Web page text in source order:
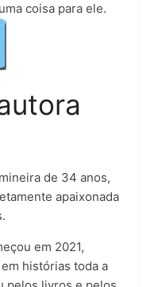
coisa para ele.
de 34 anos,
apaixonada
em 2021,
histórias toda a